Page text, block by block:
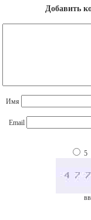
Добавить
Имя
Email
5